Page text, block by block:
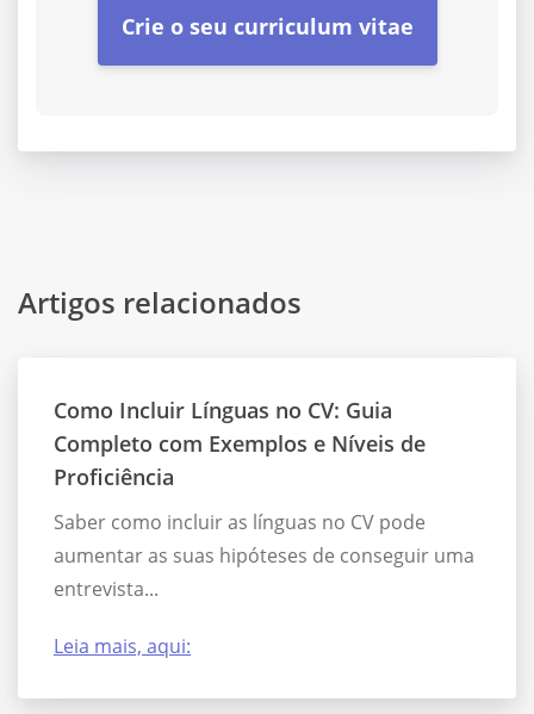
Crie o seu curriculum vitae
Artigos relacionados
Como Incluir Línguas no CV: Guia
Completo com Exemplos e Níveis de
Proficiência
Saber como incluir as línguas no CV pode
aumentar as suas hipóteses de conseguir uma
entrevista...
Leia mais, aqui: